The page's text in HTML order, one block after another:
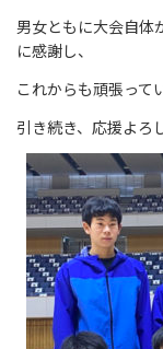
男女ともに大会自体
に感謝し、
これからも頑張って
引き続き、応援よろ